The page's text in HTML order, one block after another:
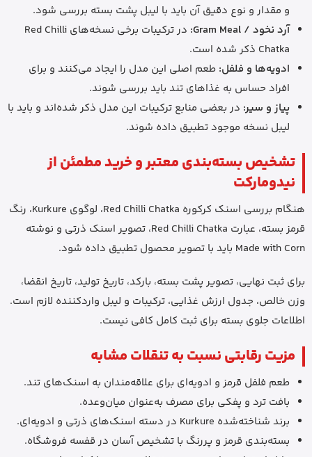
و مقدار و نوع دقیق آن باید با لیبل پشت بسته بررسی شود.
آرد نخود / Gram Meal:
در ترکیبات برخی نسخه‌های Red Chilli
Chatka ذکر شده است.
ادویه‌ها و فلفل: طعم اصلی این مدل را ایجاد می‌کنند و برای
افراد حساس به غذاهای تند باید بررسی شوند.
پیاز و سیر: در بعضی منابع ترکیبات این مدل ذکر شده‌اند و باید با
لیبل نسخه موجود تطبیق داده شوند.
تشخیص بسته‌بندی معتبر و خرید مطمئن از
نیدومارکت
هنگام بررسی اسنک کرکوره Red Chilli Chatka، لوگوی Kurkure، رنگ
قرمز بسته، عبارت Red Chilli Chatka، تصویر اسنک ذرتی و نوشته
Made with Corn باید با تصویر محصول تطبیق داده شود.
برای ثبت نهایی، تصویر پشت بسته، بارکد، تاریخ تولید، تاریخ انقضا،
وزن خالص، جدول ارزش غذایی، ترکیبات و لیبل واردکننده لازم است.
اطلاعات جلوی بسته برای ثبت کامل کافی نیست.
مزیت رقابتی نسبت به تنقلات مشابه
طعم فلفل قرمز و ادویه‌ای برای علاقه‌مندان به اسنک‌های تند.
بافت ترد و پفکی برای مصرف به‌عنوان میان‌وعده.
برند شناخته‌شده Kurkure در دسته اسنک‌های ذرتی و ادویه‌ای.
بسته‌بندی قرمز و پررنگ با تشخیص آسان در قفسه فروشگاه.